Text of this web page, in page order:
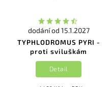
TYPHLODROMUS PYRI -
proti sviluškám
dodání od 15.1.2027
Detail